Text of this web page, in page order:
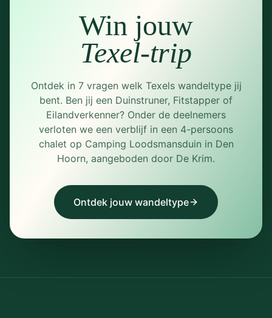
Win jouw
Texel-trip
Ontdek in 7 vragen welk Texels wandeltype jij
bent. Ben jij een Duinstruner, Fitstapper of
Eilandverkenner? Onder de deelnemers
verloten we een verblijf in een 4-persoons
chalet op Camping Loodsmansduin in Den
Hoorn, aangeboden door De Krim.
Ontdek jouw wandeltype